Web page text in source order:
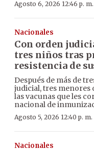
Agosto 6, 2026 12:46 p. m.
Nacionales
Con orden
tres niños tras
resistencia de
Después de más de
judicial, tres menores
las vacunas que les
nacional de
Agosto 5, 2026 12:40 p. m.
Nacionales